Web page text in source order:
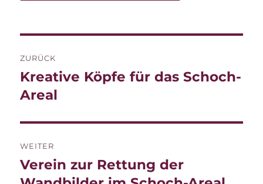
ZURÜCK
Vorheriger
Beitrag:
Kreative Köpfe für das Schoch-
Areal
WEITER
Nächster
Beitrag:
Verein zur Rettung der